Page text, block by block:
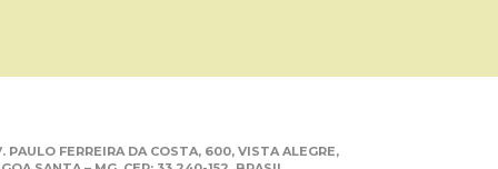
PAULO FERREIRA DA COSTA, 600, VISTA ALEGRE,